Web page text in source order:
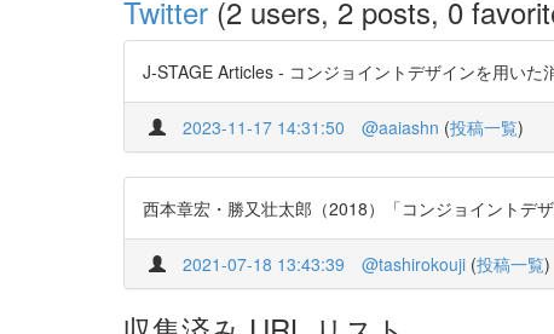
Twitter (2 users, 2 posts, 0
J-STAGE Articles - コンジョイントデザインを用い
2023-11-17 14:31:50 @aaiashn (投稿一覧)
西本章宏・勝又壮太郎（2018）「コンジョイントデ
2021-07-18 13:43:39 @tashirokouji (投稿一覧)